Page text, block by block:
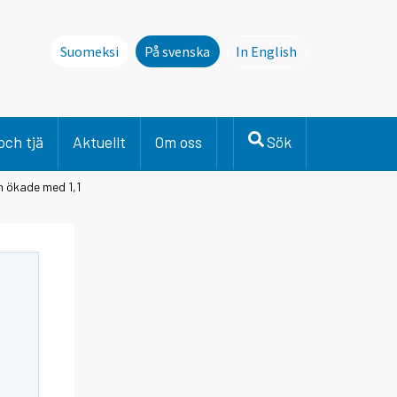
Suomeksi På svenska
In English
tjä Aktuellt Om oss Sök
med 1,1